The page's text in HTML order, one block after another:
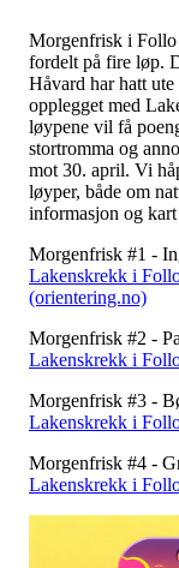
Morgenfrisk i Follo
fordelt på fire løp.
Håvard har hatt
opplegget med
løypene vil få
stortromma og
mot 30. april. Vi
løyper, både om
informasjon og
Morgenfrisk #1 -
Lakenskrekk i
(orientering.no)
Morgenfrisk #2 -
Lakenskrekk i
Morgenfrisk #3 -
Lakenskrekk i
Morgenfrisk #4 -
Lakenskrekk i